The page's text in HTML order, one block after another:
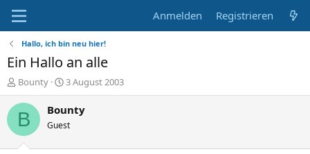
Anmelden Registrieren
Hallo, ich bin neu hier!
Ein Hallo an alle
E
r
s
Bounty
E
r
s
e
3 August 2003
B Bounty
Guest